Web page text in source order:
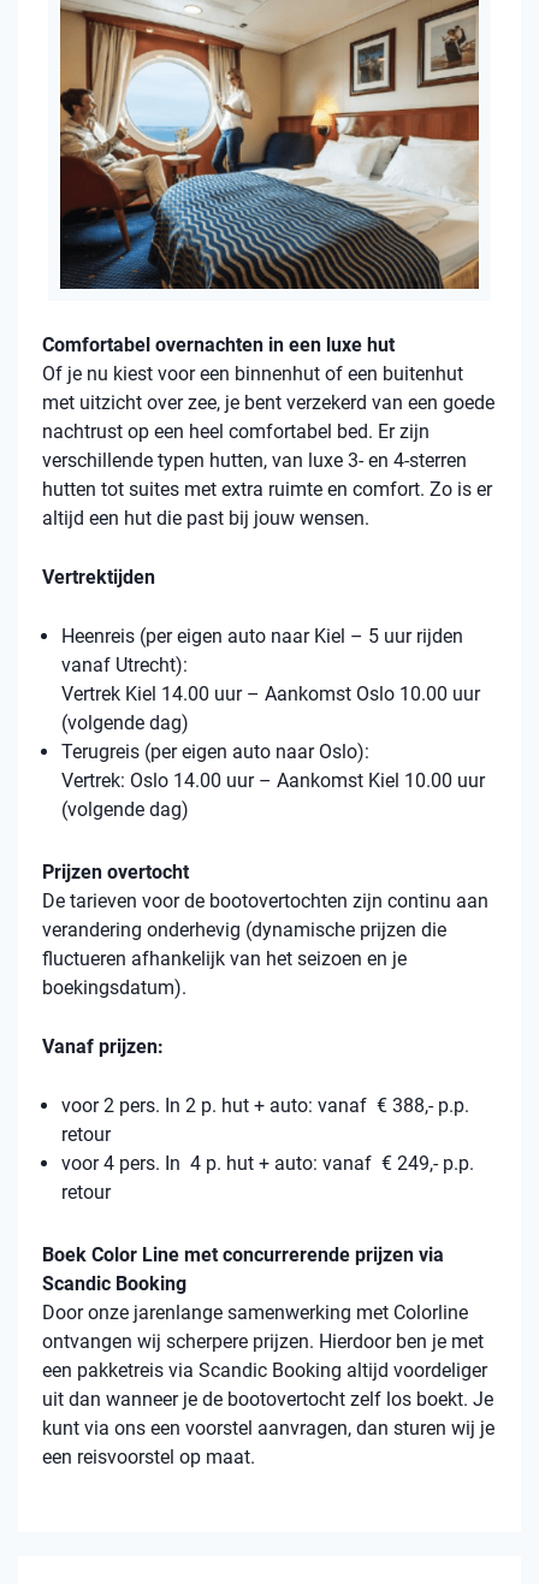
Comfortabel overnachten in een luxe hut
Of je nu kiest voor een binnenhut of een buitenhut
met uitzicht over zee, je bent verzekerd van een goede
nachtrust op een heel comfortabel bed. Er zijn
verschillende typen hutten, van luxe 3- en 4-sterren
hutten tot suites met extra ruimte en comfort. Zo is er
altijd een hut die past bij jouw wensen.
Vertrektijden
Heenreis (per eigen auto naar Kiel – 5 uur rijden
vanaf Utrecht):
Vertrek Kiel 14.00 uur – Aankomst Oslo 10.00 uur
(volgende dag)
Terugreis (per eigen auto naar Oslo):
Vertrek: Oslo 14.00 uur – Aankomst Kiel 10.00 uur
(volgende dag)
Prijzen overtocht
De tarieven voor de bootovertochten zijn continu aan
verandering onderhevig (dynamische prijzen die
fluctueren afhankelijk van het seizoen en je
boekingsdatum).
Vanaf prijzen:
voor 2 pers. In 2 p. hut + auto: vanaf € 388,- p.p.
retour
voor 4 pers. In 4 p. hut + auto: vanaf € 249,- p.p.
retour
Boek Color Line met concurrerende prijzen via
Scandic Booking
Door onze jarenlange samenwerking met Colorline
ontvangen wij scherpere prijzen. Hierdoor ben je met
een pakketreis via Scandic Booking altijd voordeliger
uit dan wanneer je de bootovertocht zelf los boekt. Je
kunt via ons een voorstel aanvragen, dan sturen wij je
een reisvoorstel op maat.